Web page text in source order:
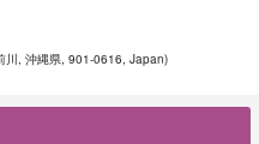
川, 沖縄県, 901-0616, Japan)